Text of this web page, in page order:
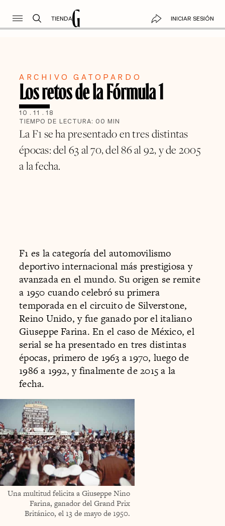
TIENDA INICIAR SESIÓN
ARCHIVO GATOPARDO
Los retos de la Fórmula 1
10 . 11 . 18
TIEMPO DE LECTURA: 00 MIN
La F1 se ha presentado en tres distintas
épocas: del 63 al 70, del 86 al 92, y de 2005
a la fecha.
F1 es la categoría del automovilismo
deportivo internacional más prestigiosa y
avanzada en el mundo. Su origen se remite
a 1950 cuando celebró su primera
temporada en el circuito de Silverstone,
Reino Unido, y fue ganado por el italiano
Giuseppe Farina. En el caso de México, el
serial se ha presentado en tres distintas
épocas, primero de 1963 a 1970, luego de
1986 a 1992, y finalmente de 2015 a la
fecha.
Una multitud felicita a Giuseppe Nino
Farina, ganador del Grand Prix
Británico, el 13 de mayo de 1950.